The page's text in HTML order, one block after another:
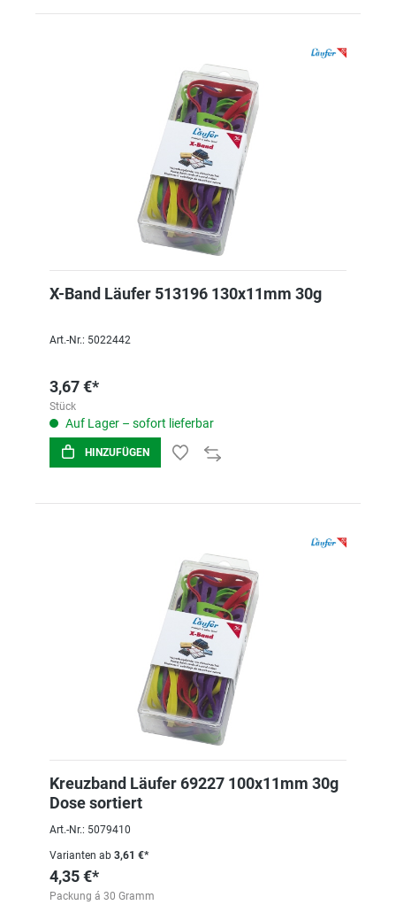
X-Band Läufer 513196 130x11mm 30g
Art.-Nr.: 5022442
3,67 €*
Stück
Auf Lager – sofort lieferbar
HINZUFÜGEN
Kreuzband Läufer 69227 100x11mm 30g
Dose sortiert
Art.-Nr.: 5079410
Varianten ab 3,61 €*
4,35 €*
Packung á 30 Gramm